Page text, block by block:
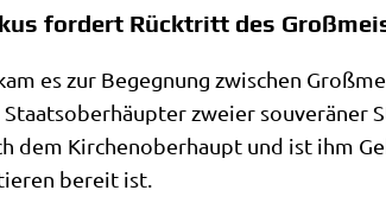
fordert Rücktritt des
es zur Begeg­nung zwi­schen
Staats­ober­häup­ter zwei­er
dem Kir­chen­ober­haupt und ist ihm
bereit ist.